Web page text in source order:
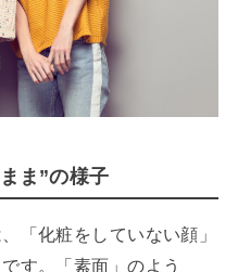
ま”の様子
「化粧をしていない顔」
す。「素面」のよう